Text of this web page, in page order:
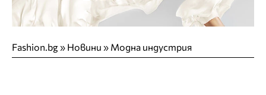
Fashion.bg» Новини » Модна индустрия